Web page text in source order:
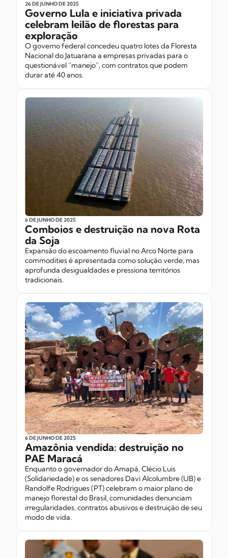
26 DE JUNHODE 2025
Governo Lula e iniciativa privada
celebram leilão de florestas para
exploração
O governo federal concedeu quatro lotes da Floresta
Nacional do Jatuarana a empresas privadas para o
questionável “manejo”, com contratos que podem
durar até 40 anos.
6 DE JUNHODE 2025
Comboios e destruição na nova Rota
da Soja
Expansão do escoamento fluvial no Arco Norte para
commodities é apresentada como solução verde, mas
aprofunda desigualdades e pressiona territórios
tradicionais.
6 DE JUNHODE 2025
Amazônia vendida: destruição no
PAE Maracá
Enquanto o governador do Amapá, Clécio Luis
(Solidariedade) e os senadores Davi Alcolumbre (UB) e
Randolfe Rodrigues (PT) celebram o maior plano de
manejo florestal do Brasil, comunidades denunciam
irregularidades, contratos abusivos e destruição de seu
modo de vida.